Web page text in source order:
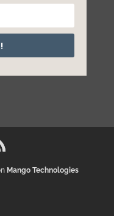
Mango Technologies